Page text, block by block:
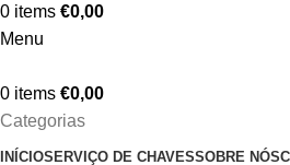
0 items €0,00
Menu
0 items €0,00
Categorias
INÍCIOSERVIÇO DE CHAVESSOBRE NÓS